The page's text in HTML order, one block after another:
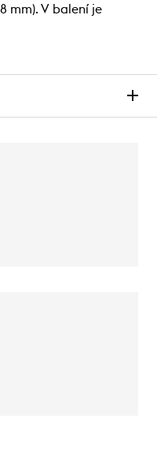
mm). V balení je